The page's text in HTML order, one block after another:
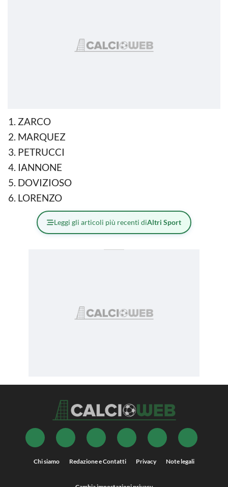
ZARCO
MARQUEZ
PETRUCCI
IANNONE
DOVIZIOSO
LORENZO
Leggi gli articoli più recenti diAltri Sport
Chi siamo Redazione e Contatti Privacy Note legali